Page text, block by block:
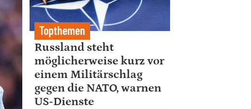
Topthemen
Russland steht
möglicherweise kurz vor
einem Militärschlag
gegen die NATO, warnen
US-Dienste